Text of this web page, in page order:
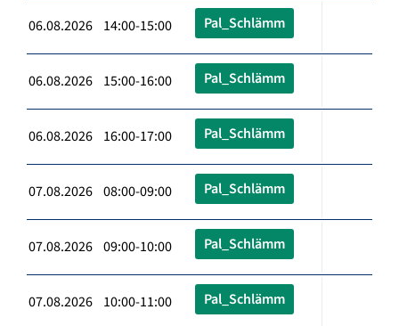
06.08.2026 14:00-15:00 Pal_Schlämm
06.08.2026 15:00-16:00 Pal_Schlämm
06.08.2026 16:00-17:00 Pal_Schlämm
07.08.2026 08:00-09:00 Pal_Schlämm
07.08.2026 09:00-10:00 Pal_Schlämm
07.08.2026 10:00-11:00 Pal_Schlämm